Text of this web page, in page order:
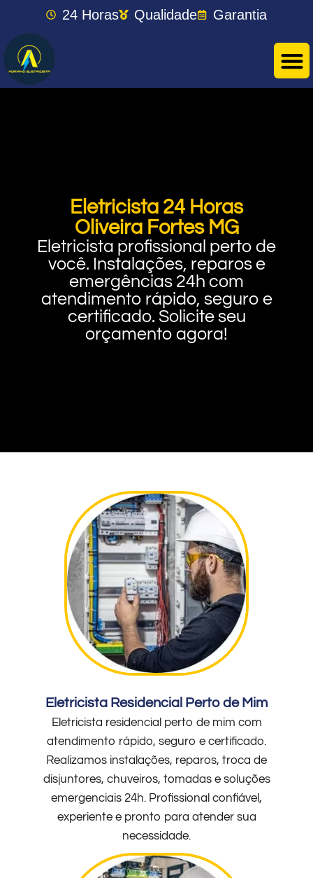
24 Horas Qualidade Garantia
Eletricista 24 Horas
Oliveira Fortes MG
Eletricista profissional perto de
você. Instalações, reparos e
emergências 24h com
atendimento rápido, seguro e
certificado. Solicite seu
orçamento agora!
Eletricista Residencial Perto de Mim
Eletricista residencial perto de mim com
atendimento rápido, seguro e certificado.
Realizamos instalações, reparos, troca de
disjuntores, chuveiros, tomadas e soluções
emergenciais 24h. Profissional confiável,
experiente e pronto para atender sua
necessidade.